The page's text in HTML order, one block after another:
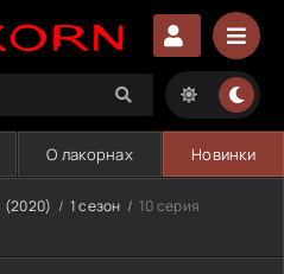
О лакорнах Новинки
(2020) 1 сезон 10 серия